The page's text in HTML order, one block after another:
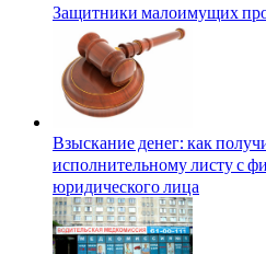
Защитники малоимущих
Взыскание денег: как
исполнительному листу с
юридического лица